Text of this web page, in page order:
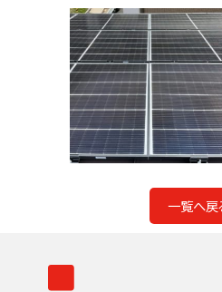
一覧へ戻